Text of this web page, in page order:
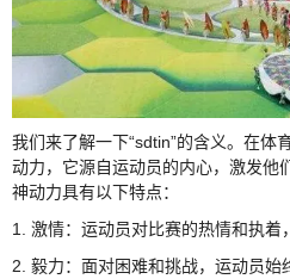
我们来了解一下“sdtin”的含义。在体
动力，它源自运动员的内心，激发他
神动力具有以下特点：
1. 激情：运动员对比赛的热情和执着
2. 毅力：面对困难和挑战，运动员始